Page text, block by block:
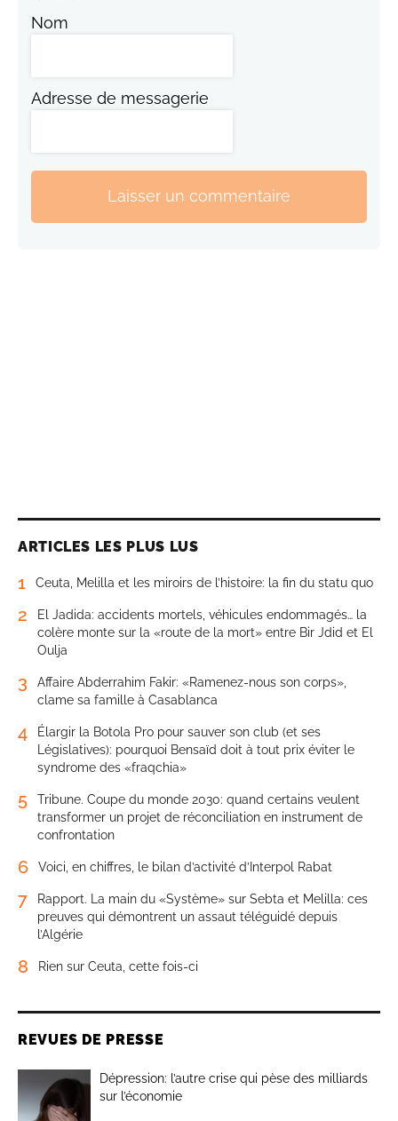
Nom
Adresse de messagerie
Laisser un commentaire
ARTICLES LES PLUS LUS
1 Ceuta, Melilla et les miroirs de l’histoire: la fin du statu quo
2
El Jadida: accidents mortels, véhicules endommagés… la
colère monte sur la «route de la mort» entre Bir Jdid et El
Oulja
3
Affaire Abderrahim Fakir: «Ramenez-nous son corps»,
clame sa famille à Casablanca
4
Élargir la Botola Pro pour sauver son club (et ses
Législatives): pourquoi Bensaïd doit à tout prix éviter le
syndrome des «fraqchia»
5
Tribune. Coupe du monde 2030: quand certains veulent
transformer un projet de réconciliation en instrument de
confrontation
6 Voici, en chiffres, le bilan d’activité d’Interpol Rabat
7
Rapport. La main du «Système» sur Sebta et Melilla: ces
preuves qui démontrent un assaut téléguidé depuis
l’Algérie
8 Rien sur Ceuta, cette fois-ci
REVUES DE PRESSE
Dépression: l’autre crise qui pèse des milliards
sur l’économie